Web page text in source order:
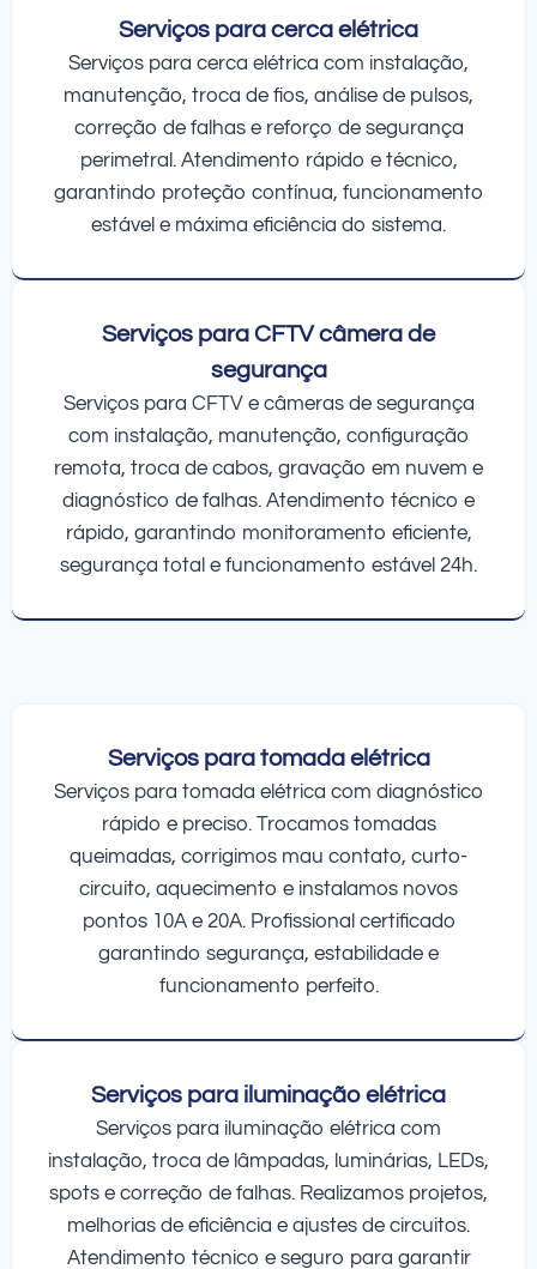
Serviços para cerca elétrica
Serviços para cerca elétrica com instalação,
manutenção, troca de fios, análise de pulsos,
correção de falhas e reforço de segurança
perimetral. Atendimento rápido e técnico,
garantindo proteção contínua, funcionamento
estável e máxima eficiência do sistema.
Serviços para CFTV câmera de
segurança
Serviços para CFTV e câmeras de segurança
com instalação, manutenção, configuração
remota, troca de cabos, gravação em nuvem e
diagnóstico de falhas. Atendimento técnico e
rápido, garantindo monitoramento eficiente,
segurança total e funcionamento estável 24h.
Serviços para tomada elétrica
Serviços para tomada elétrica com diagnóstico
rápido e preciso. Trocamos tomadas
queimadas, corrigimos mau contato, curto-
circuito, aquecimento e instalamos novos
pontos 10A e 20A. Profissional certificado
garantindo segurança, estabilidade e
funcionamento perfeito.
Serviços para iluminação elétrica
Serviços para iluminação elétrica com
instalação, troca de lâmpadas, luminárias, LEDs,
spots e correção de falhas. Realizamos projetos,
melhorias de eficiência e ajustes de circuitos.
Atendimento técnico e seguro para garantir